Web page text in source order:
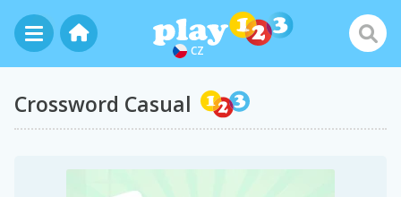
CZ
Crossword Casual